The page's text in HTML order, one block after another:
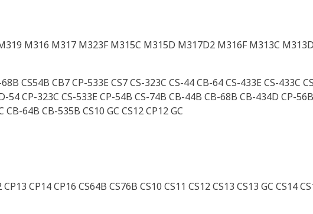
M316 M317 M323F M315C M315D M317D2 M316F M313C
CS54B CB7 CP-533E CS7 CS-323C CS-44 CB-64 CS-433E CS-433C
54 CP-323C CS-533E CP-54B CS-74B CB-44B CB-68B CB-434D CP-
64B CB-535B CS10 GC CS12 CP12 GC
CP14 CP16 CS64B CS76B CS10 CS11 CS12 CS13 CS13 GC CS14